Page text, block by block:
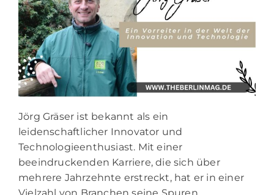
Jörg Gräser ist bekannt als ein
leidenschaftlicher Innovator und
Technologieenthusiast. Mit einer
beeindruckenden Karriere, die sich über
mehrere Jahrzehnte erstreckt, hat er in einer